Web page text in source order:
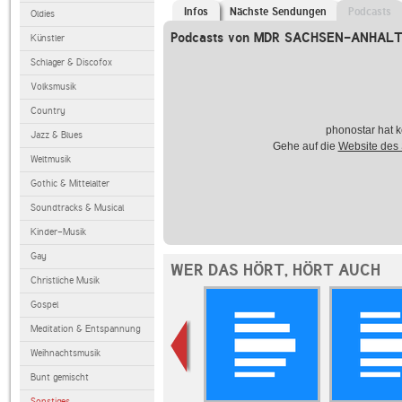
Oldies
Künstler
Schlager & Discofox
Volksmusik
Country
Jazz & Blues
Weltmusik
Gothic & Mittelalter
Soundtracks & Musical
Kinder-Musik
Gay
Christliche Musik
Gospel
Meditation & Entspannung
Weihnachtsmusik
Bunt gemischt
Infos Nächste Sendungen Podcasts
Podcasts von MDR SACHSEN-
phonostar hat
Gehe auf die Website des
WER DAS HÖRT, HÖRT AUCH